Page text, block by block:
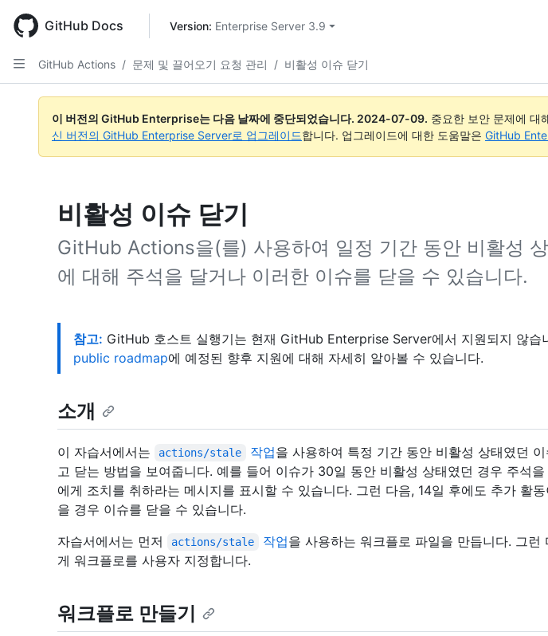
main
content
GitHub Docs Version: Enterprise Server 3.9
GitHub Actions / 문제 및 끌어오기 요청 관리 / 비활성 이슈 닫기
이 버전의 GitHub Enterprise는 다음 날짜에 중단되었습니다. 2024-07-09. 중요한 보안 문제에 대
신 버전의 GitHub Enterprise Server로 업그레이드합니다. 업그레이드에 대한 도움말은 GitHub
비활성 이슈 닫기
GitHub Actions을(를) 사용하여 일정 기간 동안 비활성
에 대해 주석을 달거나 이러한 이슈를 닫을 수 있습니다.
참고: GitHub 호스트 실행기는 현재 GitHub Enterprise Server에서 지원되지 않습
public roadmap에 예정된 향후 지원에 대해 자세히 알아볼 수 있습니다.
소개
이 자습서에서는 actions/stale 작업을 사용하여 특정 기간 동안 비활성 상태였던
고 닫는 방법을 보여줍니다. 예를 들어 이슈가 30일 동안 비활성 상태였던 경우 주석
에게 조치를 취하라는 메시지를 표시할 수 있습니다. 그런 다음, 14일 후에도 추가 활
을 경우 이슈를 닫을 수 있습니다.
자습서에서는 먼저
actions/stale 작업을 사용하는 워크플로 파일을 만듭니다. 그런
게 워크플로를 사용자 지정합니다.
워크플로 만들기